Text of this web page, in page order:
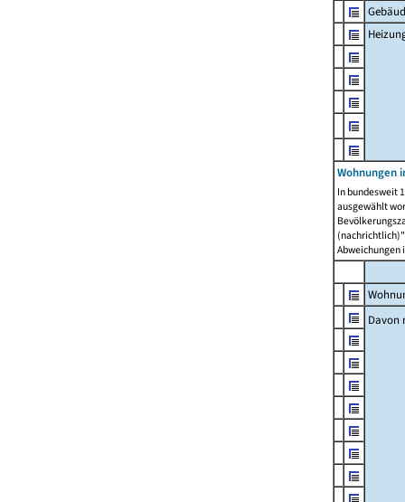
Wohnungen
In bundesweit
ausgewählt
Abweichungen
Davon